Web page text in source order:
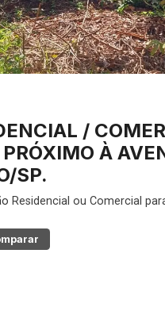
/
À
SP.
Residencial ou Comercial